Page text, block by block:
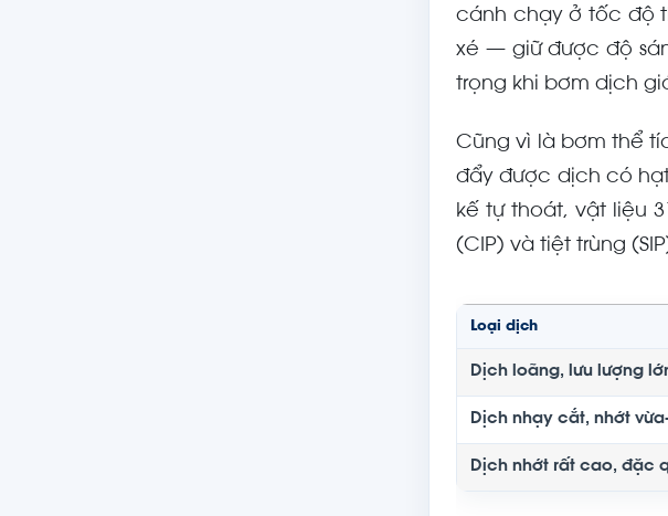
cánh chạy ở tốc độ
xé — giữ được độ
trọng khi bơm dịch
Cũng vì là bơm thể
đẩy được dịch có
kế tự thoát, vật liệu
(CIP) và tiệt trùng
Loại dịch
Dịch loãng, lưu lượng
Dịch nhạy cắt, nhớt
Dịch nhớt rất cao, đặc